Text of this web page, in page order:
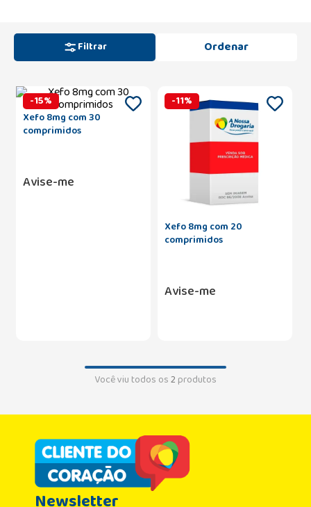
Filtrar
-15%
Xefo 8mg com 30
comprimidos
Avise-me
-11%
Xefo 8mg com 20
comprimidos
Avise-me
Você viu todos os2produtos